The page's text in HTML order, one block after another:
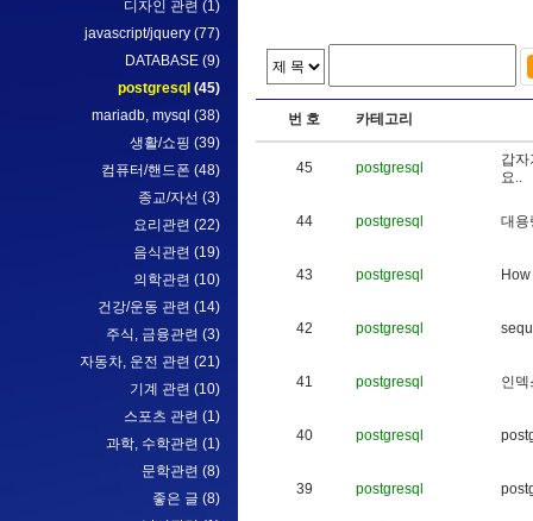
디자인 관련 (1)
javascript/jquery (77)
DATABASE (9)
postgresql (45)
mariadb, mysql (38)
생활/쇼핑 (39)
컴퓨터/핸드폰 (48)
종교/자선 (3)
요리관련 (22)
음식관련 (19)
의학관련 (10)
건강/운동 관련 (14)
주식, 금융관련 (3)
자동차, 운전 관련 (21)
기계 관련 (10)
스포츠 관련 (1)
과학, 수학관련 (1)
문학관련 (8)
좋은 글 (8)
번 호 카테고리
45 postgresql 갑자
요..
44 postgresql 대 용
43 postgresql How
42 postgresql sequ
41 postgresql 인덱
40 postgresql post
39 postgresql post